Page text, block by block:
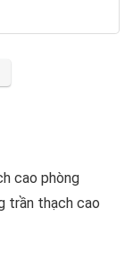
cao phòng
trần thạch cao